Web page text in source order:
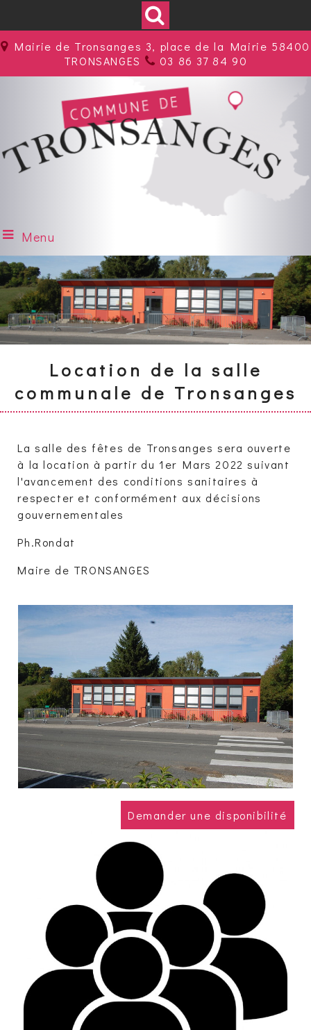
Mairie de Tronsanges 3, place de la Mairie 58400
TRONSANGES
03 86 37 84 90
Menu
Location de la salle
communale de Tronsanges
La salle des fêtes de Tronsanges sera ouverte
à la location à partir du 1er Mars 2022 suivant
l'avancement des conditions sanitaires à
respecter et conformément aux décisions
gouvernementales
Ph.Rondat
Maire de TRONSANGES
Demander une disponibilité